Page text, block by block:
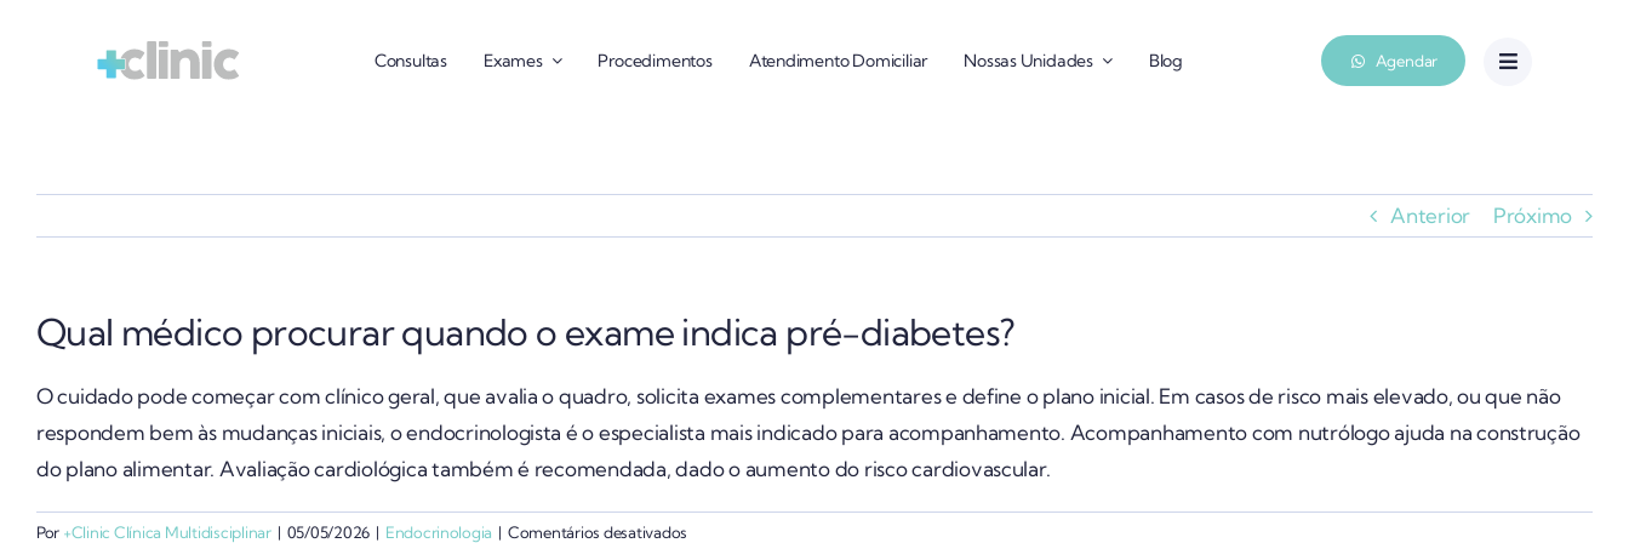
Consultas Exames Procedimentos Atendimento Domiciliar Nossas Unidades Blog Agendar
Anterior Próximo
Qual médico procurar quando o exame indica pré-diabetes?
O cuidado pode começar com clínico geral, que avalia o quadro, solicita exames complementares e define o plano inicial. Em casos de risco mais elevado, ou que não
respondem bem às mudanças iniciais, o endocrinologista é o especialista mais indicado para acompanhamento. Acompanhamento com nutrólogo ajuda na construção
do plano alimentar. Avaliação cardiológica também é recomendada, dado o aumento do risco cardiovascular.
Por +Clinic Clínica Multidisciplinar | 05/05/2026 | Endocrinologia | Comentários desativados